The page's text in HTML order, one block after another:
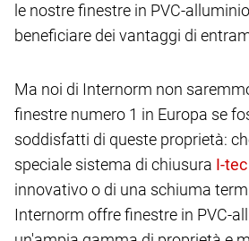
le nostre finestre in PVC-
beneficiare dei vantaggi di
Ma noi di Internorm non
finestre numero 1 in Europa se
soddisfatti di queste proprietà:
speciale sistema di chiusura
innovativo o di una schiuma
Internorm offre finestre in PVC-